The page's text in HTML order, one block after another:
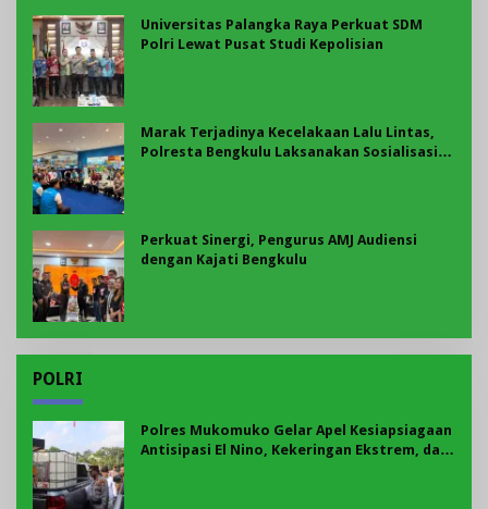
Universitas Palangka Raya Perkuat SDM
Polri Lewat Pusat Studi Kepolisian
Marak Terjadinya Kecelakaan Lalu Lintas,
Polresta Bengkulu Laksanakan Sosialisasi
Perkuat Sinergi, Pengurus AMJ Audiensi
dengan Kajati Bengkulu
POLRI
Polres Mukomuko Gelar Apel Kesiapsiagaan
Antisipasi El Nino, Kekeringan Ekstrem, dan